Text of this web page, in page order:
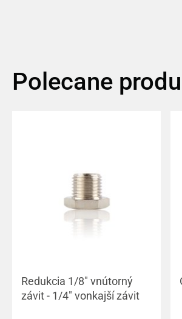
Polecane
Redukcia 1/8" vnútorný
závit - 1/4" vonkajší závit